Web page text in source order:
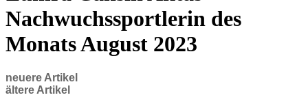
Nachwuchssportlerin des
Monats August 2023
neuere Artikel
ältere Artikel